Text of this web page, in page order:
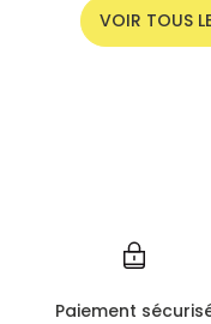
VOIR TOUS
Paiement